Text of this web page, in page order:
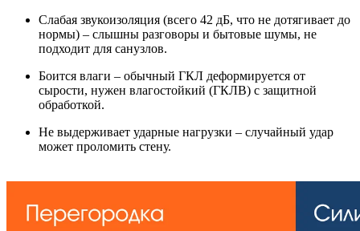
Слабая звукоизоляция (всего 42 дБ, что не дотягивает до
нормы) – слышны разговоры и бытовые шумы, не
подходит для санузлов.
Боится влаги – обычный ГКЛ деформируется от
сырости, нужен влагостойкий (ГКЛВ) с защитной
обработкой.
Не выдерживает ударные нагрузки – случайный удар
может проломить стену.